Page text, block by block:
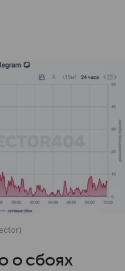
о сбоях